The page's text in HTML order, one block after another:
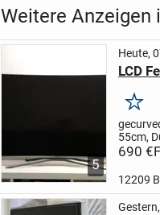
Weitere Anzeigen
5
Heute,
LCD
55cm,
(4
690 €
12209